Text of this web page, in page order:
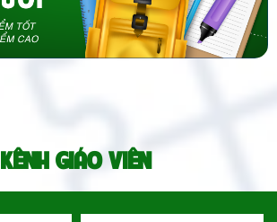
KÊNH GIÁO VIÊN